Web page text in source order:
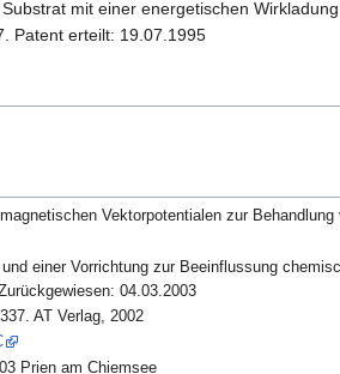
mit einer energetischen
Patent erteilt: 19.07.1995
Vektorpotentialen zur
einer Vorrichtung zur Beeinflussung
04.03.2003
AT Verlag, 2002
Prien am Chiemsee